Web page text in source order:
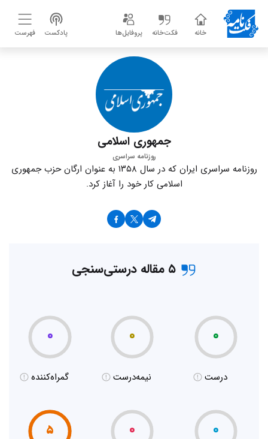
خانه فکت‌خانه پروفایل‌ها پادکست فهرست
جمهوری اسلامی
روزنامه سراسری
روزنامه سراسری ایران که در سال ۱۳۵۸ به عنوان ارگان حزب جمهوری
اسلامی کار خود را آغاز کرد.
۵ مقاله درستی‌سنجی
۰
درست
۰
نیمه‌درست
۰
گمراه‌کننده
۰ ۰ ۵